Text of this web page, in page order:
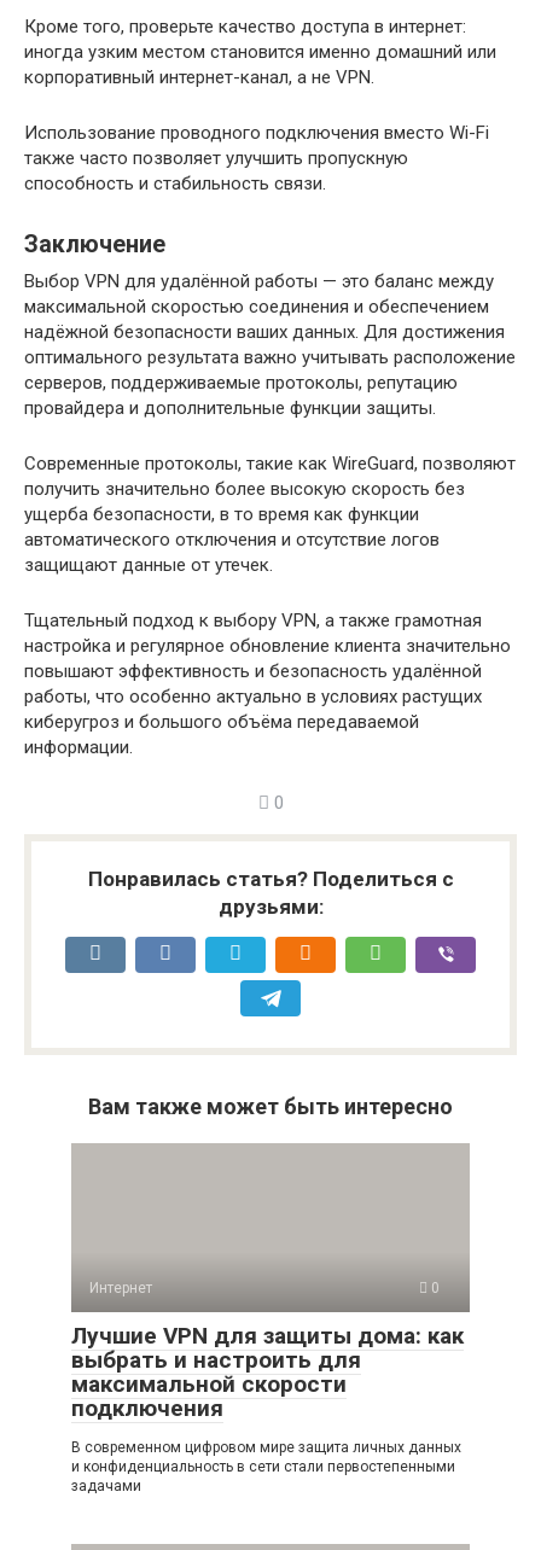
Кроме того, проверьте качество доступа в интернет:
иногда узким местом становится именно домашний или
корпоративный интернет-канал, а не VPN.
Использование проводного подключения вместо Wi-Fi
также часто позволяет улучшить пропускную
способность и стабильность связи.
Заключение
Выбор VPN для удалённой работы — это баланс между
максимальной скоростью соединения и обеспечением
надёжной безопасности ваших данных. Для достижения
оптимального результата важно учитывать расположение
серверов, поддерживаемые протоколы, репутацию
провайдера и дополнительные функции защиты.
Современные протоколы, такие как WireGuard, позволяют
получить значительно более высокую скорость без
ущерба безопасности, в то время как функции
автоматического отключения и отсутствие логов
защищают данные от утечек.
Тщательный подход к выбору VPN, а также грамотная
настройка и регулярное обновление клиента значительно
повышают эффективность и безопасность удалённой
работы, что особенно актуально в условиях растущих
киберугроз и большого объёма передаваемой
информации.
0
Понравилась статья? Поделиться с
друзьями:
Вам также может быть интересно
Интернет 0
Лучшие VPN для защиты дома: как
выбрать и настроить для
максимальной скорости
подключения
В современном цифровом мире защита личных данных
и конфиденциальность в сети стали первостепенными
задачами